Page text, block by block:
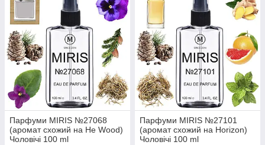
Парфуми MIRIS №27068
(аромат схожий на He Wood)
Чоловічі 100 ml
Парфуми MIRIS №27101
(аромат схожий на Horizon)
Чоловічі 100 ml